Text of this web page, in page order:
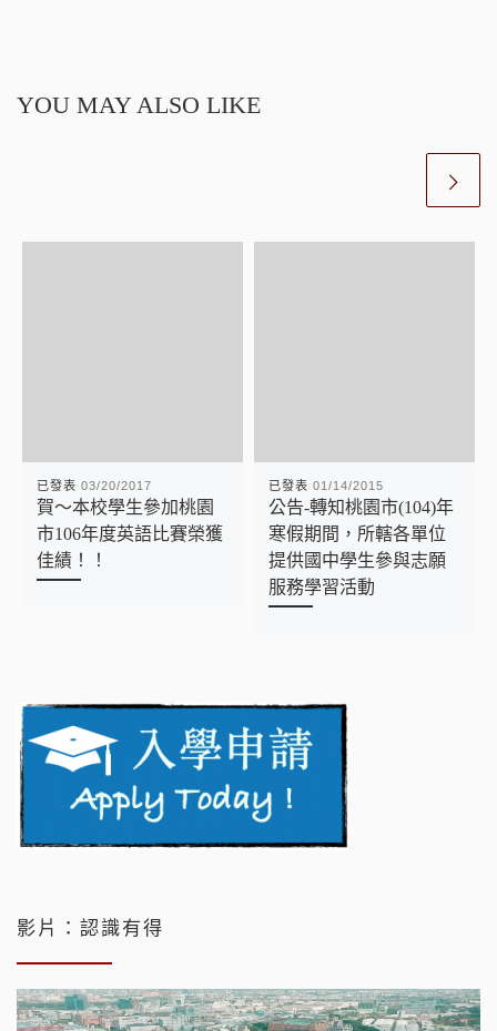
YOU MAY ALSO LIKE
已發表 03/20/2017
賀～本校學生參加桃園
市106年度英語比賽榮獲
佳績！！
已發表 01/14/2015
公告-轉知桃園市(104)年
寒假期間，所轄各單位
提供國中學生參與志願
服務學習活動
影片：認識有得
視
訊